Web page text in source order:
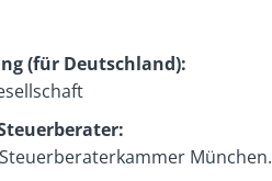
(für Deutschland):
München.